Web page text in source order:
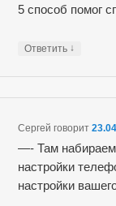
5 способ помог
Ответить ↓
Сергей говорит
—- Там набираем
настройки
настройки